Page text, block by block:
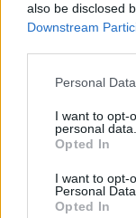
also be disclosed
Downstream
Please note that
not limited to your
grant or deny
use your data for
consent section.
Personal
I want to opt-
personal data.
Opted In
I want to opt-
Personal Data.
Opted In
21:50 órakor
útvonalon,
kivételével
járat
kapu